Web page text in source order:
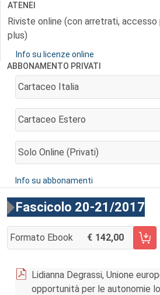
ATENEI
Riviste online (con arretrati,
plus)
Info su licenze online
ABBONAMENTO PRIVATI
Cartaceo Italia
AGGIUNGI AL CARRELLO
Cartaceo Estero
AGGIUNGI AL CARRELLO
Solo Online (privati)
AGGIUNGI AL CARRELLO
Info su abbonamenti
Fascicolo 20-21/2017
Formato Ebook 142,00
AGGIUNGI AL CARRELLO
Lidianna Degrassi, Unione
opportunità per le autonomie